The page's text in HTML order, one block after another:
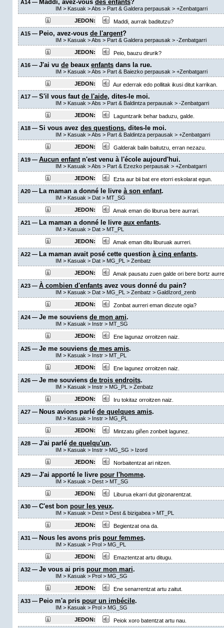
A14 — Maddi, avez-vous des enfants?
IM> Kasuak >Abs > Part & Galdera perpausak > +Zenbatgarri
JEDON:
Maddi, aurrak baditutzu?
A15 — Peio, avez-vous de l'argent?
IM> Kasuak >Abs > Part & Galdera perpausak > -Zenbatgarri
JEDON:
Peio, bauzu dirurik?
A16 — J'ai vu debeaux enfantsdans la rue.
IM> Kasuak >Abs > Part & Baiezko perpausak > +Zenbatgarri
JEDON:
Aur ederrak edo pollitak ikusi ditut karrikan.
A17 — S'il vous faut de l'aide, dites-le moi.
IM> Kasuak >Abs > Part & Baldintza perpausak > -Zenbatgarri
JEDON:
Laguntzarik behar baduzu, galde.
A18 — Si vous avez des questions, dites-le moi.
IM> Kasuak >Abs > Part & Baldintza perpausak > +Zenbatgarri
JEDON:
Galderak balin baitutzu, erran nezazu.
A19 — Aucun enfantn'est venu à l'école aujourd'hui.
IM> Kasuak >Abs > Part & Ezezko perpausak > +Zenbatgarri
JEDON:
Ezta aur bii bat ere etorri eskolarat egun.
A20 — La maman a donné le livre à son enfant.
IM> Kasuak > Dat> MT_SG
JEDON:
Amak eman dio liburua bere aurrari.
A21 — La maman a donné le livre aux enfants.
IM> Kasuak > Dat> MT_PL
JEDON:
Amak eman ditu liburuak aurreri.
A22 — La maman avait posé cette question à cinq enfants.
IM> Kasuak > Dat> MG_PL > Zenbatz
JEDON:
Amak pausatu zuen galde ori bere bortz
A23 — À combien d'enfantsavez vous donné du pain?
IM> Kasuak > Dat> MG_PL > Zenbatz > GaldIzord_zenb
JEDON:
Zonbat aurreri eman diozute ogia?
A24 — Je me souviens de mon ami.
IM> Kasuak > Instr> MT_SG
JEDON:
Ene lagunaz orroitzen naiz.
A25 — Je me souviens de mes amis.
IM> Kasuak > Instr> MT_PL
JEDON:
Ene lagunez orroitzen naiz.
A26 — Je me souviens de trois endroits.
IM> Kasuak > Instr> MG_PL > Zenbatz
JEDON:
Iru tokitaz orroitzen naiz.
A27 — Nous avions parlé de quelques amis.
IM> Kasuak > Instr> MG_PL
JEDON:
Mintzatu giñen zonbeit lagunez.
A28 — J'ai parlé de quelqu'un.
IM> Kasuak > Instr> MG_SG > Izord
JEDON:
Norbaitentzat ari nitzen.
A29 — J'ai apporté le livre pour l'homme.
IM> Kasuak > Dest> MT_SG
JEDON:
Liburua ekarri dut gizonarentzat.
A30 — C'est bon pour les yeux.
IM> Kasuak > Dest> Dest & bizigabea> MT_PL
JEDON:
Begientzat ona da.
A31 — Nous les avons pris pour femmes.
IM> Kasuak > Prol> MG_PL
JEDON:
Emaztentzat artu ditugu.
A32 — Je vous ai pris pour mon mari.
IM> Kasuak > Prol> MG_SG
JEDON:
Ene senarrentzat artu zaitut.
A33 — Peio m'a pris pour un imbécile.
IM> Kasuak > Prol> MG_SG
JEDON:
Peiok xoro batentzat artu nau.